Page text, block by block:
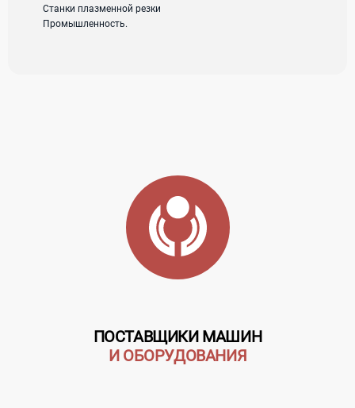
Станки плазменной резки
Промышленность.
ПОСТАВЩИКИ МАШИН
И ОБОРУДОВАНИЯ